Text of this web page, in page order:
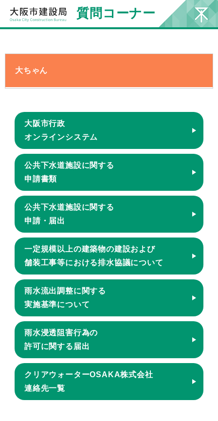
質問コーナー
大阪市行政
オンラインシステム
公共下水道施設に関する
申請書類
公共下水道施設に関する
申請・届出
一定規模以上の建築物の建設および
舗装工事等における排水協議について
雨水流出調整に関する
実施基準について
雨水浸透阻害行為の
許可に関する届出
クリアウォーターOSAKA株式会社
連絡先一覧
大ちゃん